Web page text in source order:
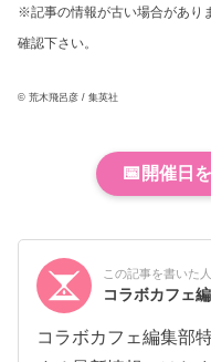
※記事の情報が古い場合があり
確認下さい。
© 荒木飛呂彦 / 集英社
📅 開催日
この記事を書いた人
コラボカフェ
コラボカフェ編集部